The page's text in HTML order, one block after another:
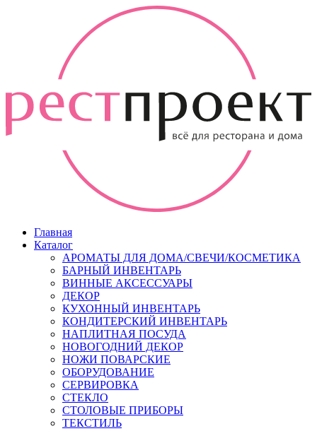
Главная
Каталог
АРОМАТЫ ДЛЯ ДОМА/СВЕЧИ/КОСМЕТИКА
БАРНЫЙ ИНВЕНТАРЬ
ВИННЫЕ АКСЕССУАРЫ
ДЕКОР
КУХОННЫЙ ИНВЕНТАРЬ
КОНДИТЕРСКИЙ ИНВЕНТАРЬ
НАПЛИТНАЯ ПОСУДА
НОВОГОДНИЙ ДЕКОР
НОЖИ ПОВАРСКИЕ
ОБОРУДОВАНИЕ
СЕРВИРОВКА
СТЕКЛО
СТОЛОВЫЕ ПРИБОРЫ
ТЕКСТИЛЬ